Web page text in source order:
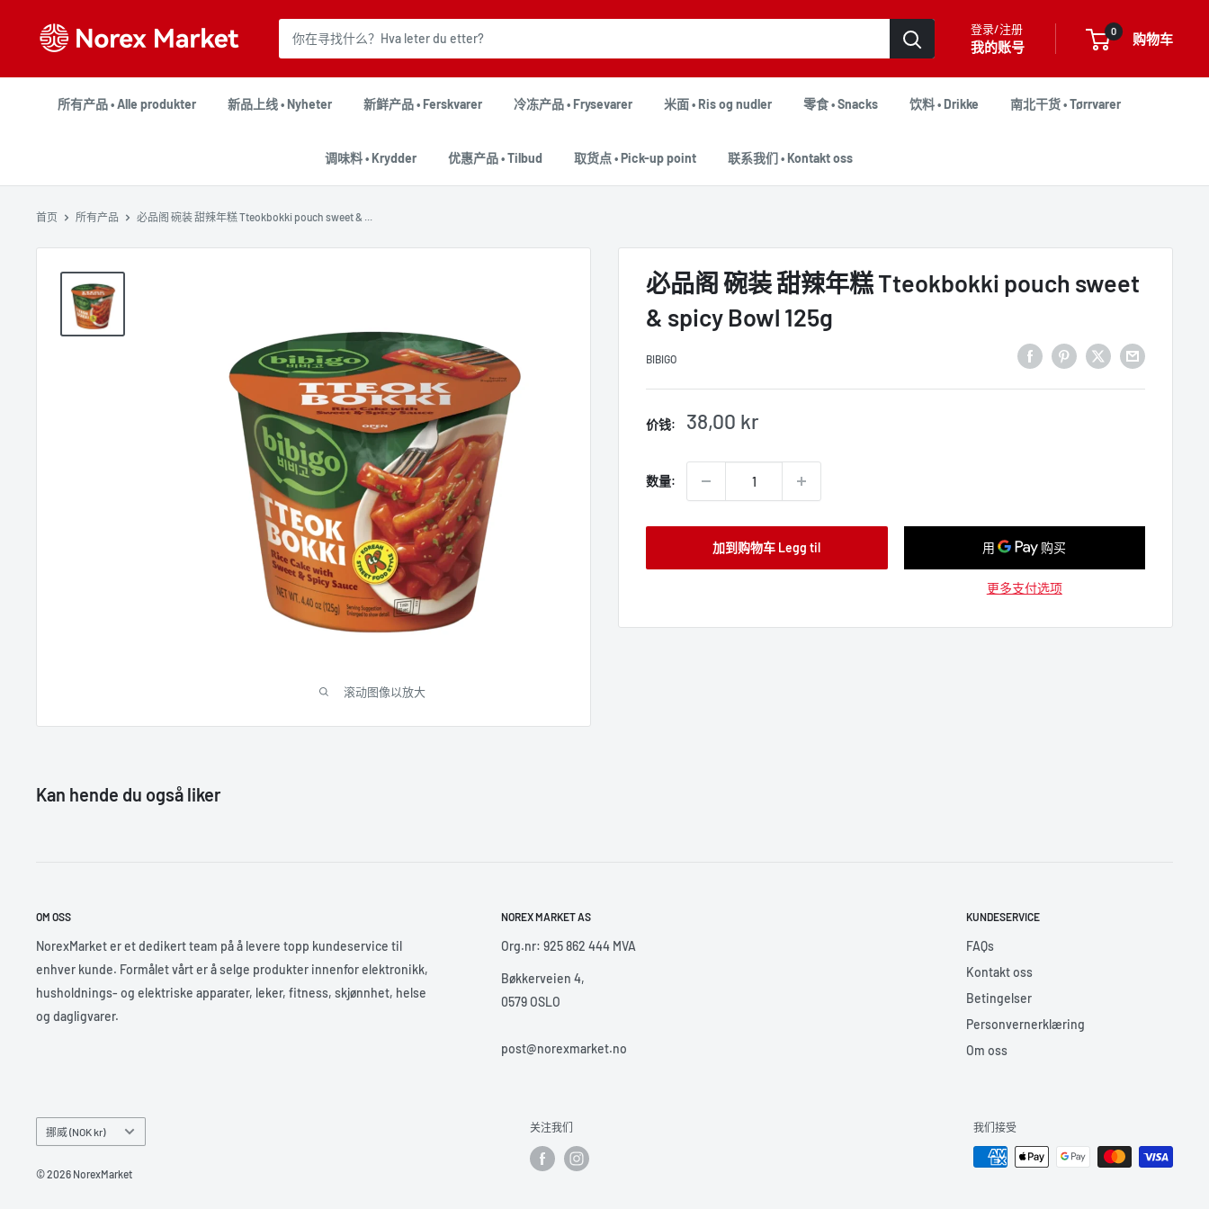
容
NorexMarket 登录/注册
我的账号
0 购物车
所有产品 • Alle produkter 新品上线 • Nyheter 新鲜产品 • Ferskvarer 冷冻产品 • Frysevarer 米面 • Ris og nudler 零食 • Snacks 饮料 • Drikke 南北干货 • Tørrvarer
调味料 • Krydder 优惠产品 • Tilbud 取货点 • Pick-up point 联系我们 • Kontakt oss
首页 所有产品 必品阁 碗装 甜辣年糕 Tteokbokki pouch sweet & ...
滚动图像以放大
必品阁 碗装 甜辣年糕 Tteokbokki pouch sweet
& spicy Bowl 125g
BIBIGO
价钱:
销
价
格
38,00 kr
数量:
加到购物车 Legg til
更多支付选项
Kan hende du også liker
OM OSS
NorexMarket er et dedikert team på å levere topp kundeservice til
enhver kunde. Formålet vårt er å selge produkter innenfor elektronikk,
husholdnings- og elektriske apparater, leker, fitness, skjønnhet, helse
og dagligvarer.
NOREX MARKET AS
Org.nr: 925 862 444 MVA
Bøkkerveien 4,
0579 OSLO
post@norexmarket.no
KUNDESERVICE
FAQs
Kontakt oss
Betingelser
Personvernerklæring
Om oss
挪威 (NOK kr)
© 2026 NorexMarket
关注我们 我们接受